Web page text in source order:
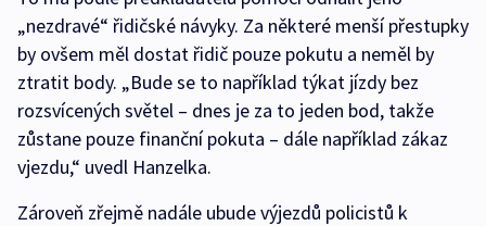
„nezdravé“ řidičské návyky. Za některé menší přestupky
by ovšem měl dostat řidič pouze pokutu a neměl by
ztratit body. „Bude se to například týkat jízdy bez
rozsvícených světel – dnes je za to jeden bod, takže
zůstane pouze finanční pokuta – dále například zákaz
vjezdu,“ uvedl Hanzelka.
Zároveň zřejmě nadále ubude výjezdů policistů k